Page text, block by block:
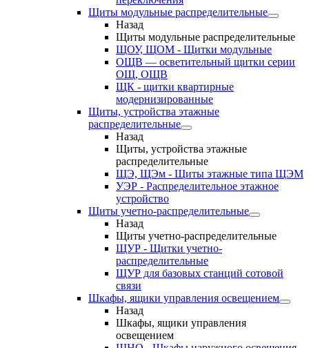
Щиты модульные распределительные
Назад
Щиты модульные распределительные
ЩОУ, ЩОМ - Щитки модульные
ОЩВ — осветительный щитки серии
ОЩ, ОЩВ
ЩК - щитки квартирные
модернизированные
Щиты, устройства этажные
распределительные
Назад
Щиты, устройства этажные
распределительные
ЩЭ, ЩЭм - Щиты этажные типа ЩЭМ
УЭР - Распределительное этажное
устройство
Щиты учетно-распределительные
Назад
Щиты учетно-распределительные
ЩУР - Щитки учетно-
распределительные
ЩУР для базовых станций сотовой
связи
Шкафы, ящики управления освещением
Назад
Шкафы, ящики управления
освещением